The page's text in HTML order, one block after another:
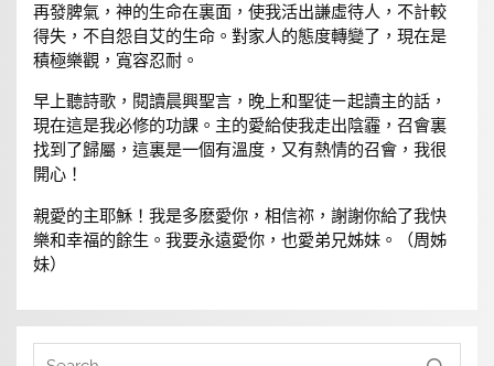
再發脾氣，神的生命在裏面，使我活出謙虛待人，不計較
得失，不自怨自艾的生命。對家人的態度轉變了，現在是
積極樂觀，寬容忍耐。
早上聽詩歌，閱讀晨興聖言，晚上和聖徒ㄧ起讀主的話，
現在這是我必修的功課。主的愛給使我走出陰霾，召會裏
找到了歸屬，這裏是一個有溫度，又有熱情的召會，我很
開心！
親愛的主耶穌！我是多麽愛你，相信祢，謝謝你給了我快
樂和幸福的餘生。我要永遠愛你，也愛弟兄姊妹。（周姊
妹）